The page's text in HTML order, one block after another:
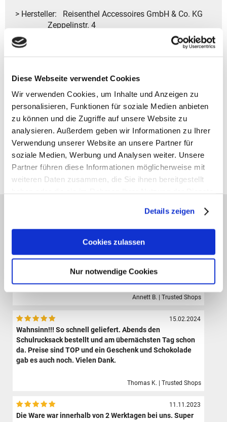
Diese Webseite verwendet Cookies
Wir verwenden Cookies, um Inhalte und Anzeigen zu
personalisieren, Funktionen für soziale Medien anbieten
zu können und die Zugriffe auf unsere Website zu
analysieren. Außerdem geben wir Informationen zu Ihrer
Verwendung unserer Website an unsere Partner für
soziale Medien, Werbung und Analysen weiter. Unsere
Partner führen diese Informationen möglicherweise mit
weiteren Daten zusammen, die Sie ihnen bereitgestellt
Details zeigen
Cookies zulassen
Nur notwendige Cookies
> Hersteller: Reisenthel Accessoires GmbH & Co. KG
Zeppelinstr. 4
82205 Gilching
Deutschland
Fax: +49 8105 77292-920
E-Mail: service@reisenthel.com
Gutscheine bestellen
Alle Preise verstehen sich inklusive der gesetzl. MwSt. und zzgl.
Versand(ab 39,00 € Bestellwert versandkostenfrei!)
Sporttaschen, Schulranzen und Zubehör.Die Bestellung
ist sehr einfach und der Versand erfolgte sehr schnell.
Annett B. | Trusted Shops
15.02.2024
Wahnsinn!!! So schnell geliefert. Abends den
Schulrucksack bestellt und am übernächsten Tag schon
da. Preise sind TOP und ein Geschenk und Schokolade
gab es auch noch. Vielen Dank.
Thomas K. | Trusted Shops
11.11.2023
Die Ware war innerhalb von 2 Werktagen bei uns. Super